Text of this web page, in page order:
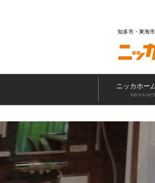
知多市・東海
ニッカホー
NIKKA-